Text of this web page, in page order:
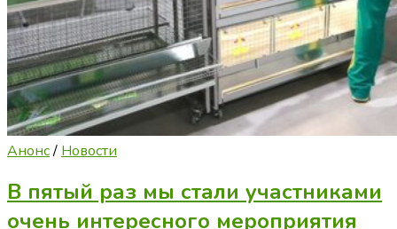
Анонс/ Новости
В пятый раз мы стали участниками
очень интересного мероприятия